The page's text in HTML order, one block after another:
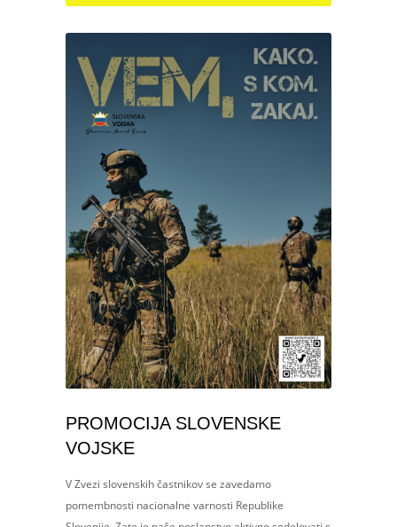
PROMOCIJA SLOVENSKE
VOJSKE
V Zvezi slovenskih častnikov se zavedamo
pomembnosti nacionalne varnosti Republike